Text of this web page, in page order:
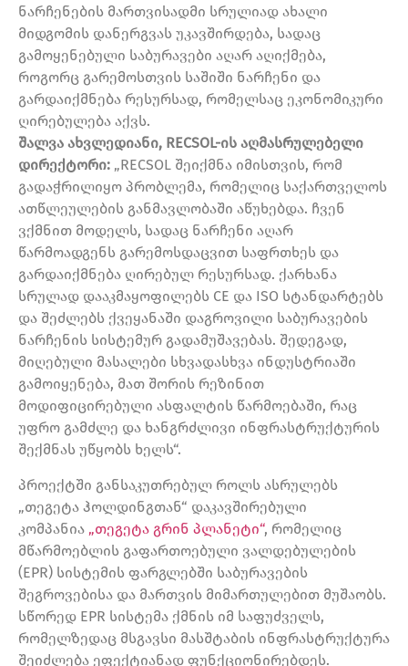
ნარჩენების მართვისადმი სრულიად ახალი
მიდგომის დანერგვას უკავშირდება, სადაც
გამოყენებული საბურავები აღარ აღიქმება,
როგორც გარემოსთვის საშიში ნარჩენი და
გარდაიქმნება რესურსად, რომელსაც ეკონომიკური
ღირებულება აქვს.
შალვა ახვლედიანი, RECSOL-ის აღმასრულებელი
დირექტორი: „RECSOL შეიქმნა იმისთვის, რომ
გადაჭრილიყო პრობლემა, რომელიც საქართველოს
ათწლეულების განმავლობაში აწუხებდა. ჩვენ
ვქმნით მოდელს, სადაც ნარჩენი აღარ
წარმოადგენს გარემოსდაცვით საფრთხეს და
გარდაიქმნება ღირებულ რესურსად. ქარხანა
სრულად დააკმაყოფილებს CE და ISO სტანდარტებს
და შეძლებს ქვეყანაში დაგროვილი საბურავების
ნარჩენის სისტემურ გადამუშავებას. შედეგად,
მიღებული მასალები სხვადასხვა ინდუსტრიაში
გამოიყენება, მათ შორის რეზინით
მოდიფიცირებული ასფალტის წარმოებაში, რაც
უფრო გამძლე და ხანგრძლივი ინფრასტრუქტურის
შექმნას უწყობს ხელს“.
პროექტში განსაკუთრებულ როლს ასრულებს
„თეგეტა ჰოლდინგთან“ დაკავშირებული
კომპანია „თეგეტა გრინ პლანეტი“, რომელიც
მწარმოებლის გაფართოებული ვალდებულების
(EPR) სისტემის ფარგლებში საბურავების
შეგროვებისა და მართვის მიმართულებით მუშაობს.
სწორედ EPR სისტემა ქმნის იმ საფუძველს,
რომელზედაც მსგავსი მასშტაბის ინფრასტრუქტურა
შეიძლება ეფექტიანად ფუნქციონირებდეს.